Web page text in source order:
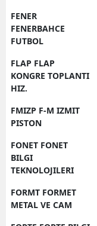
FENER
FENERBAHCE
FUTBOL
FLAP FLAP
KONGRE TOPLANTI
HIZ.
FMIZP F-M IZMIT
PISTON
FONET FONET
BILGI
TEKNOLOJILERI
FORMT FORMET
METAL VE CAM